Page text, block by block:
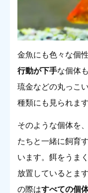
金魚にも色々な個
行動が下手な個体
琉金などの丸っこ
種類にも見られます
そのような個体を
たちと一緒に飼育
います。餌をうま
放置しているとま
の際はすべての個